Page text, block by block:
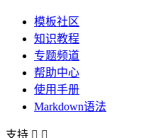
模板社区
知识教程
专题频道
帮助中心
使用手册
Markdown语法
支持  